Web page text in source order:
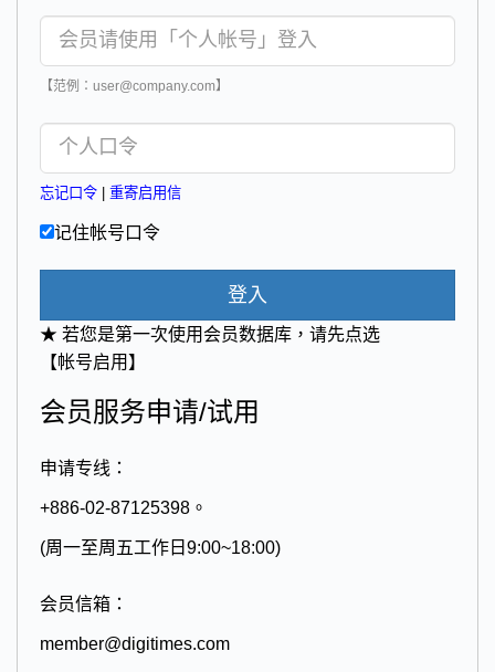
【范例：user@company.com】
忘记口令 重寄启用信
记住帐号口令
登入
★ 若您是第一次使用会员数据库，请先点选
【帐号启用】
会员服务申请/试用
申请专线：
+886-02-87125398。
(周一至周五工作日9:00~18:00)
会员信箱：
member@digitimes.com